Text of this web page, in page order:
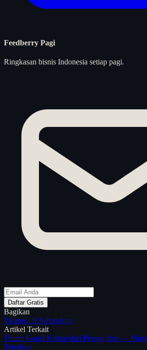
Feedberry Pagi
Ringkasan bisnis Indonesia setiap pagi.
Daftar Gratis
Bagikan
Twitter / X WhatsApp
Artikel Terkait
Trump Gagal Keluar dari Perang Iran —
Tertekan